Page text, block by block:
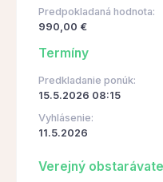
Predpokladaná hodnota:
990,00 €
Termíny
Predkladanie ponúk:
15.5.2026 08:15
Vyhlásenie:
11.5.2026
Verejný